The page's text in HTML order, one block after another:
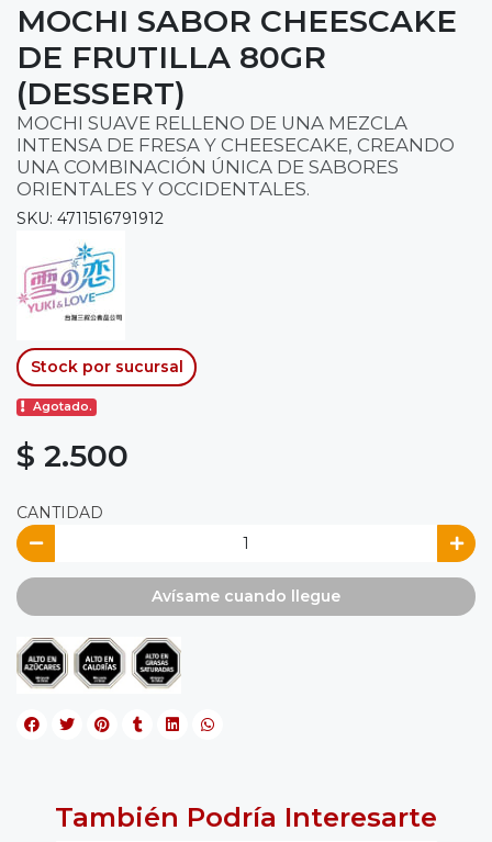
MOCHI SABOR CHEESCAKE
DE FRUTILLA 80GR
(DESSERT)
MOCHI SUAVE RELLENO DE UNA MEZCLA
INTENSA DE FRESA Y CHEESECAKE, CREANDO
UNA COMBINACIÓN ÚNICA DE SABORES
ORIENTALES Y OCCIDENTALES.
SKU: 4711516791912
Stock por sucursal
Agotado.
$ 2.500
CANTIDAD
Avísame cuando llegue
También Podría Interesarte